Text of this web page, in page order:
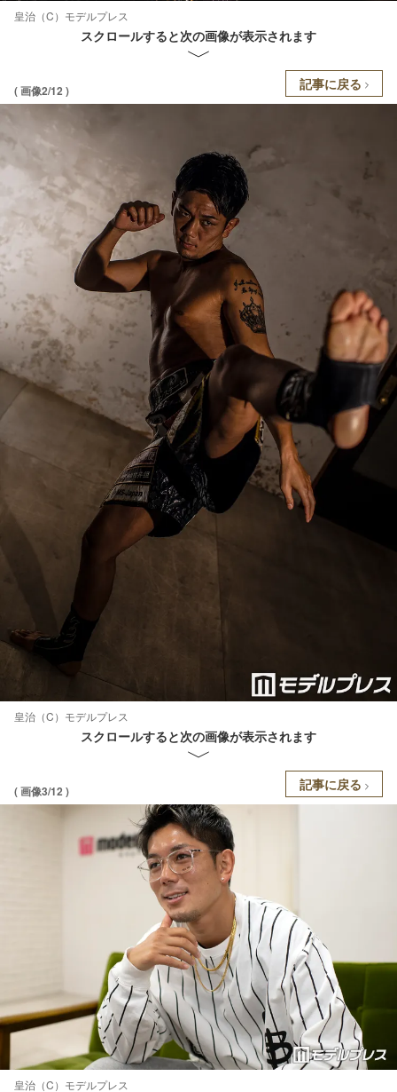
皇治（C）モデルプレス
スクロールすると次の画像が表示されます
( 画像2/12 ) 記事に戻る
皇治（C）モデルプレス
スクロールすると次の画像が表示されます
( 画像3/12 ) 記事に戻る
皇治（C）モデルプレス